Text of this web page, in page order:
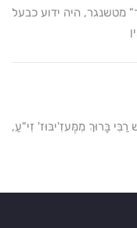
מטשנגר, היה ידוע כבעל
בָּרוּךְ מִמֶּעזִ'יבּוּז' זִי"עַ,